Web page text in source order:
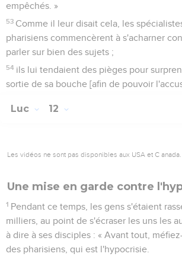
empêchés. »
53 Comme il leur disait cela, les
pharisiens commencèrent à s'acharner
parler sur bien des sujets ;
54 ils lui tendaient des pièges pour
sortie de sa bouche [afin de pouvoir
Luc 12
Les vidéos ne sont pas disponibles aux USA et C anada.
Une mise en garde contre
1 Pendant ce temps, les gens s'étaient
milliers, au point de s'écraser les uns les
à dire à ses disciples : « Avant tout,
des pharisiens, qui est l'hypocrisie.